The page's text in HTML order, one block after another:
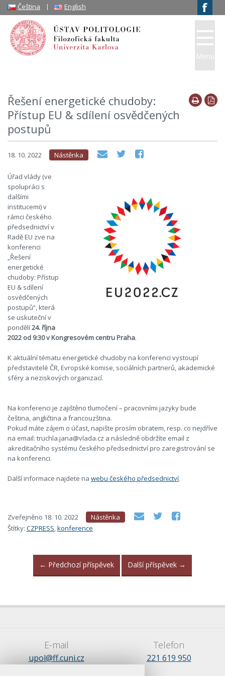
Řešení energetické chudoby:
Přístup EU & sdílení osvědčených
postupů
18. 10. 2022 Nástěnka
Úřad vlády (ve
spolupráci s
dalšími
institucemi) v
rámci českého
předsednictví v
Radě EU zve na
konferenci
„Řešení
energetické
chudoby: Přístup
EU & sdílení
osvědčených
postupů“, která
se uskuteční v
pondělí24. října
2022 od 9:30 v Kongresovém centru Praha.
K aktuální tématu energetické chudoby na konferenci vystoupí
představitelé ČR, Evropské komise, sociálních partnerů, akademické
sféry a neziskových organizací.
Na konferenci je zajištěno tlumočení – pracovními jazyky bude
čeština, angličtina a francouzština.
Pokud máte zájem o účast, napište prosím obratem, resp. co nejdříve
na email: truchla.jana@vlada.cz a následně obdržíte email z
akreditačního systému českého předsednictví pro zaregistrování se
na konferenci.
Další informace najdete na webu českého předsednictví.
Zveřejněno 18. 10. 2022
Nástěnka
Štítky: CZPRESS,konference
← Předchozí příspěvek Další příspěvek →
Menu
Čeština English
E-mail
upol@ff.cuni.cz
Telefon
221 619 950